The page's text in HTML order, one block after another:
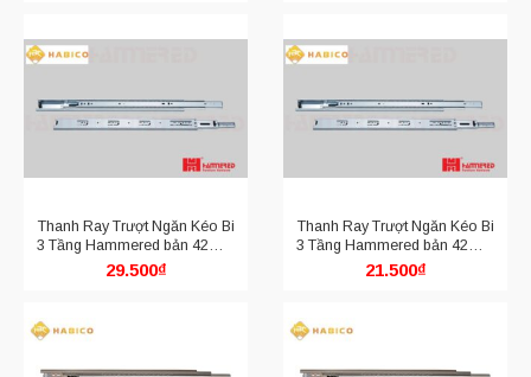
Thanh Ray Trượt Ngăn Kéo Bi
3 Tầng Hammered bản 42mm
HMR 4210.350
29.500₫
Thanh Ray Trượt Ngăn Kéo Bi
3 Tầng Hammered bản 42mm
HMR 4210.250
21.500₫